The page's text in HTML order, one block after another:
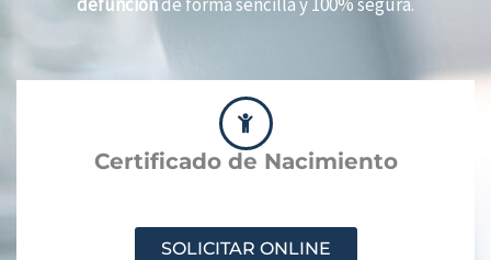
Certificado de Nacimiento
SOLICITAR ONLINE